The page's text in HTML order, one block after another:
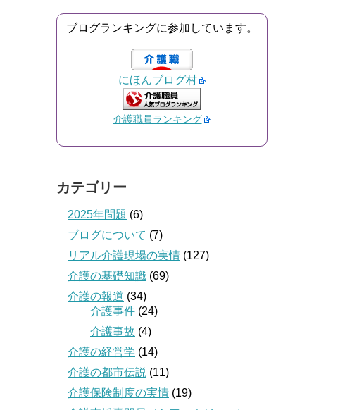
ブログランキングに参加しています。
にほんブログ村
介護職員ランキング
カテゴリー
2025年問題 (6)
ブログについて (7)
リアル介護現場の実情 (127)
介護の基礎知識 (69)
介護の報道 (34)
介護事件 (24)
介護事故 (4)
介護の経営学 (14)
介護の都市伝説 (11)
介護保険制度の実情 (19)